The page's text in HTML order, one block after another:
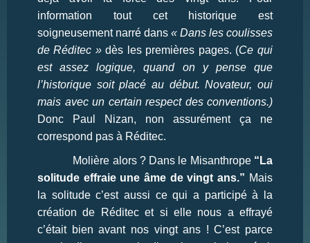
information tout cet historique est
soigneusement narré dans « Dans les coulisses
de Réditec » dès les premières pages. (Ce qui
est assez logique, quand on y pense que
l’historique soit placé au début. Novateur, oui
mais avec un certain respect des conventions.)
Donc Paul Nizan, non assurément ça ne
correspond pas à Réditec.
Molière alors ? Dans le Misanthrope “La
solitude effraie une âme de vingt ans.” Mais
la solitude c’est aussi ce qui a participé à la
création de Réditec et si elle nous a effrayé
c’était bien avant nos vingt ans ! C’est parce